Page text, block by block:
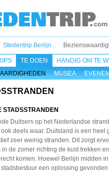
Stedentrip Berlijn
TE DOEN
MUSEA
HANDIG OM TE
STADSSTRANDEN
Duitsers op het Nederlandse
deels waar. Duitsland is een heel
zeer weinig stranden. Dit zorgt
de zomer richting de kust trekken
komen. Hoewel Berlijn midden
stadsbestuur een oplossing